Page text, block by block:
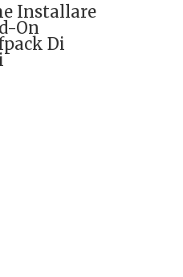
Installare
On
Di